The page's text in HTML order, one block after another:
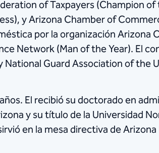
of Taxpayers (Champion
y Arizona Chamber of
por la organización Arizona
Network (Man of the Year). El
Guard Association of the
El recibió su doctorado en
y su título de la Universidad
en la mesa directiva de